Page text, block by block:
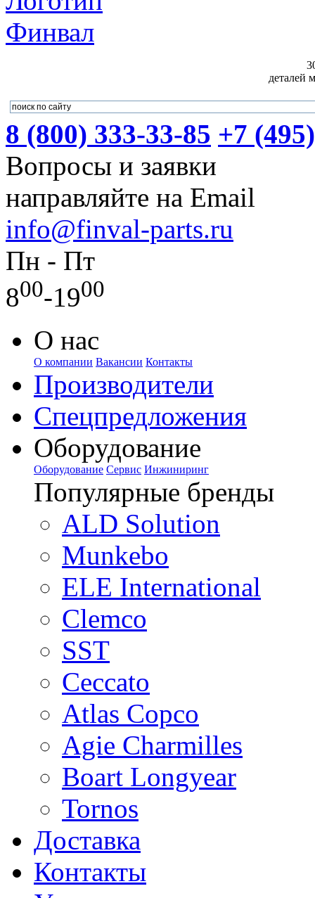
деталей
8 (800) 333-33-85 +7
Вопросы и заявки
направляйте на Email
info@finval-parts.ru
Пн - Пт
800-1900
О нас
О компании Вакансии Контакты
Производители
Спецпредложения
Оборудование
Оборудование Сервис Инжиниринг
Популярные бренды
ALD Solution
Munkebo
ELE International
Clemco
SST
Ceccato
Atlas Copco
Agie Charmilles
Boart Longyear
Tornos
Доставка
Контакты